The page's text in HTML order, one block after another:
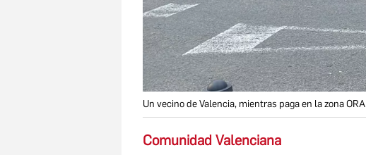
Un vecino de Valencia, mientras paga en la zona ORA
Comunidad Valenciana